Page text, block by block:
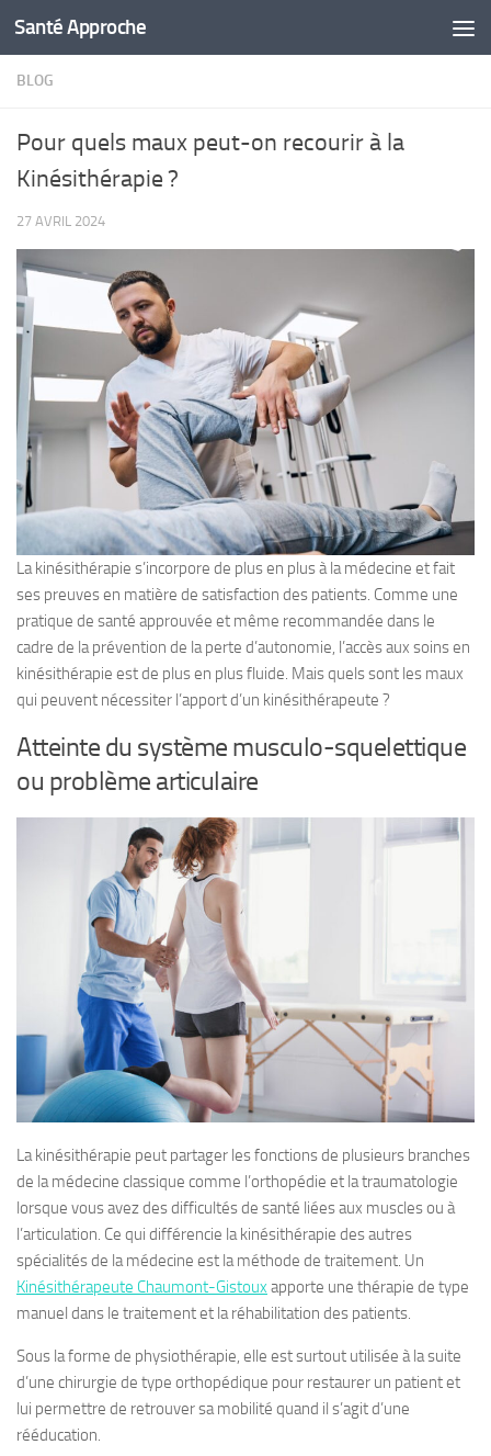
Skip to content
Santé Approche
BLOG
Pour quels maux peut-on recourir à la
Kinésithérapie ?
27 AVRIL 2024
La kinésithérapie s’incorpore de plus en plus à la médecine et fait
ses preuves en matière de satisfaction des patients. Comme une
pratique de santé approuvée et même recommandée dans le
cadre de la prévention de la perte d’autonomie, l’accès aux soins en
kinésithérapie est de plus en plus fluide. Mais quels sont les maux
qui peuvent nécessiter l’apport d’un kinésithérapeute ?
Atteinte du système musculo-squelettique
ou problème articulaire
La kinésithérapie peut partager les fonctions de plusieurs branches
de la médecine classique comme l’orthopédie et la traumatologie
lorsque vous avez des difficultés de santé liées aux muscles ou à
l’articulation. Ce qui différencie la kinésithérapie des autres
spécialités de la médecine est la méthode de traitement. Un
Kinésithérapeute Chaumont-Gistoux apporte une thérapie de type
manuel dans le traitement et la réhabilitation des patients.
Sous la forme de physiothérapie, elle est surtout utilisée à la suite
d’une chirurgie de type orthopédique pour restaurer un patient et
lui permettre de retrouver sa mobilité quand il s’agit d’une
rééducation.